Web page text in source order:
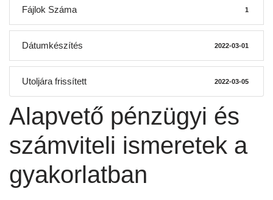
Fájlok Száma 1
Dátumkészítés 2022-03-01
Utoljára frissített 2022-03-05
Alapvető pénzügyi és
számviteli ismeretek a
gyakorlatban